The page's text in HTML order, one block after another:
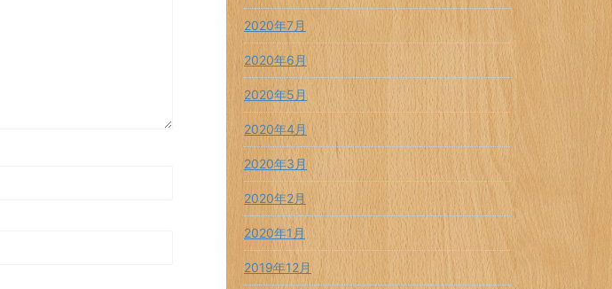
2020年7月
2020年6月
2020年5月
2020年4月
2020年3月
2020年2月
2020年1月
2019年12月